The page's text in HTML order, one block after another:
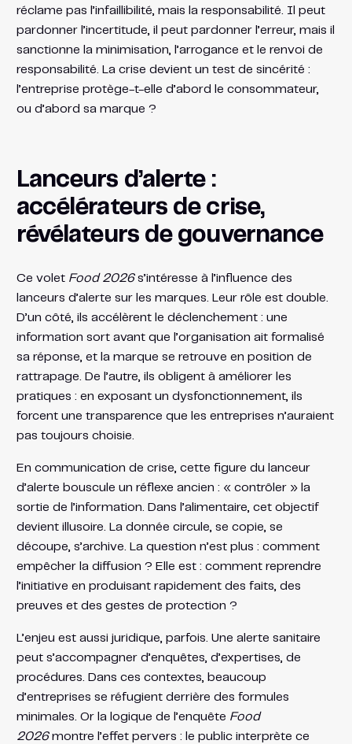
réclame pas l’infaillibilité, mais la responsabilité. Il peut
pardonner l’incertitude, il peut pardonner l’erreur, mais il
sanctionne la minimisation, l’arrogance et le renvoi de
responsabilité. La crise devient un test de sincérité :
l’entreprise protège-t-elle d’abord le consommateur,
ou d’abord sa marque ?
Lanceurs d’alerte :
accélérateurs de crise,
révélateurs de gouvernance
Ce volet Food 2026s’intéresse à l’influence des
lanceurs d’alerte sur les marques. Leur rôle est double.
D’un côté, ils accélèrent le déclenchement : une
information sort avant que l’organisation ait formalisé
sa réponse, et la marque se retrouve en position de
rattrapage. De l’autre, ils obligent à améliorer les
pratiques : en exposant un dysfonctionnement, ils
forcent une transparence que les entreprises n’auraient
pas toujours choisie.
En communication de crise, cette figure du lanceur
d’alerte bouscule un réflexe ancien : « contrôler » la
sortie de l’information. Dans l’alimentaire, cet objectif
devient illusoire. La donnée circule, se copie, se
découpe, s’archive. La question n’est plus : comment
empêcher la diffusion ? Elle est : comment reprendre
l’initiative en produisant rapidement des faits, des
preuves et des gestes de protection ?
L’enjeu est aussi juridique, parfois. Une alerte sanitaire
peut s’accompagner d’enquêtes, d’expertises, de
procédures. Dans ces contextes, beaucoup
d’entreprises se réfugient derrière des formules
minimales. Or la logique de l’enquête Food
2026montre l’effet pervers : le public interprète ce